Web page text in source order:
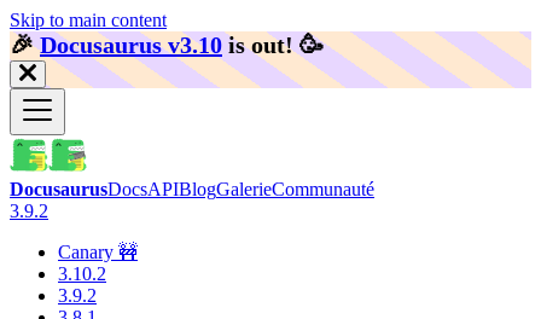
Skip to main content
🎉️Docusaurus v3.10 is out! 🥳️
DocusaurusDocsAPIBlogGalerieCommunauté
3.9.2
Canary 🚧
3.10.2
3.9.2